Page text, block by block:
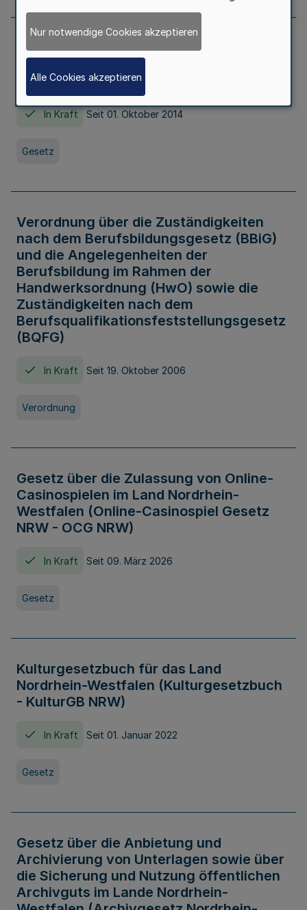
Gesetz über die Hochschulen des Landes
Nordrhein-Westfalen (Hochschulgesetz -
HG)
In Kraft Seit 01. Oktober 2014
Gesetz
Verordnung über die Zuständigkeiten
nach dem Berufsbildungsgesetz (BBiG)
und die Angelegenheiten der
Berufsbildung im Rahmen der
Handwerksordnung (HwO) sowie die
Zuständigkeiten nach dem
Berufsqualifikationsfeststellungsgesetz
(BQFG)
In Kraft Seit 19. Oktober 2006
Verordnung
Gesetz über die Zulassung von Online-
Casinospielen im Land Nordrhein-
Westfalen (Online-Casinospiel Gesetz
NRW - OCG NRW)
In Kraft Seit 09. März 2026
Gesetz
Kulturgesetzbuch für das Land
Nordrhein-Westfalen (Kulturgesetzbuch
- KulturGB NRW)
In Kraft Seit 01. Januar 2022
Gesetz
Gesetz über die Anbietung und
Archivierung von Unterlagen sowie über
die Sicherung und Nutzung öffentlichen
Archivguts im Lande Nordrhein-
Nur notwendige Cookies akzeptieren
Alle Cookies akzeptieren